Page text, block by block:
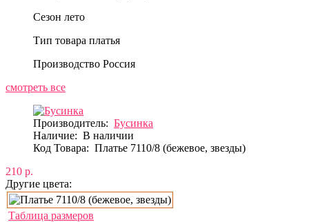
Сезон лето
Тип товара платья
Производство Россия
смотреть все
Производитель: Бусинка
Наличие: В наличии
Код Товара: Платье 7110/8 (бежевое, звезды)
210 р.
Другие цвета:
Таблица размеров